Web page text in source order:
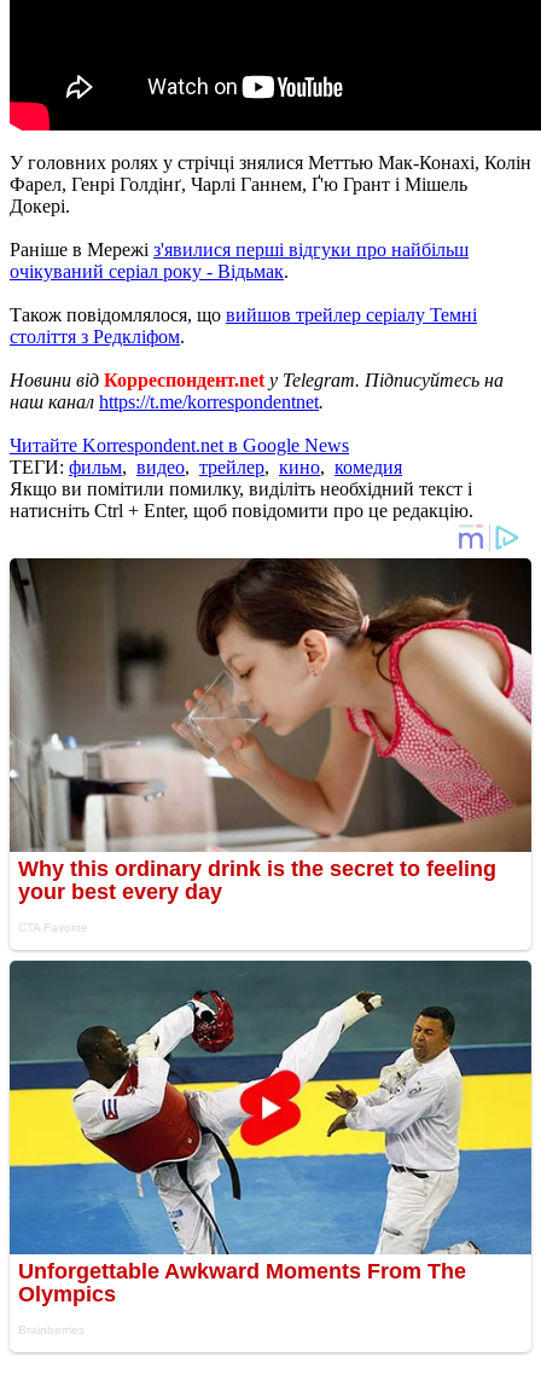
У головних ролях у стрічці знялися Меттью Мак-Конахі, Колін
Фарел, Генрі Голдінґ, Чарлі Ганнем, Ґ'ю Грант і Мішель
Докері.
Раніше в Мережі з'явилися перші відгуки про найбільш
очікуваний серіал року - Відьмак.
Також повідомлялося, що вийшов трейлер серіалу Темні
століття з Редкліфом.
Новини від Корреспондент.net у Telegram. Підписуйтесь на
наш канал https://t.me/korrespondentnet.
Читайте Korrespondent.net в Google News
ТЕГИ: фильм, видео, трейлер, кино, комедия
Якщо ви помітили помилку, виділіть необхідний текст і
натисніть Ctrl + Enter, щоб повідомити про це редакцію.